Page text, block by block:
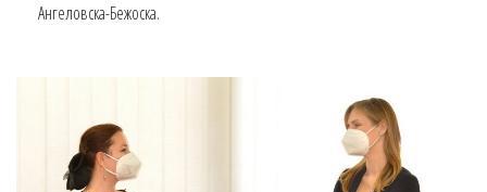
Ангеловска-Бежоска.